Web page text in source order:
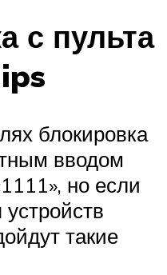
с пульта
блокировка
вводом
но если
такие